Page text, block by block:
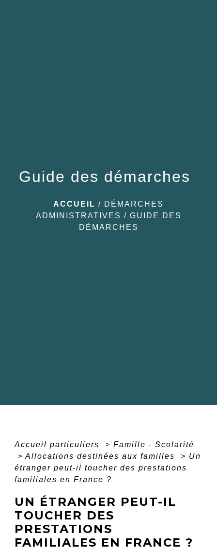
Guide des démarches
ACCUEIL / DÉMARCHES
ADMINISTRATIVES / GUIDE DES
DÉMARCHES
Accueil particuliers > Famille - Scolarité
> Allocations destinées aux familles > Un
étranger peut-il toucher des prestations
familiales en France ?
UN ÉTRANGER PEUT-IL
TOUCHER DES
PRESTATIONS
FAMILIALES EN FRANCE ?